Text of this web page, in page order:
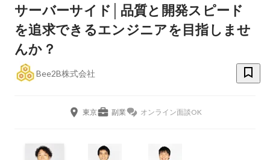
サーバーサイド│品質と開発スピード
を追求できるエンジニアを目指しませ
んか？
Bee2B株式会社
東京 副業 オンライン面談OK